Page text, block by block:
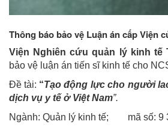
Thông báo bảo vệ Luận án cấp Viện
Viện Nghiên cứu quản lý kinh tế
bảo vệ luận án tiến sĩ kinh tế cho
Đề tài: “Tạo động lực cho người
dịch vụ y tế ở Việt Nam”.
Ngành: Quản lý kinh tế; mã số: 9